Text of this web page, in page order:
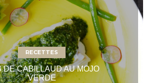
RECETTES
DE CABILLAUD AU MOJO
VERDE